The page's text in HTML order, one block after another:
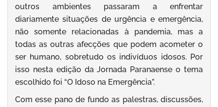
outros ambientes passaram a enfrentar
diariamente situações de urgência e emergência,
não somente relacionadas à pandemia, mas a
todas as outras afecções que podem acometer o
ser humano, sobretudo os indivíduos idosos. Por
isso nesta edição da Jornada Paranaense o tema
escolhido foi “O Idoso na Emergência”.
Com esse pano de fundo as palestras, discussões,